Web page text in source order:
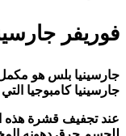
فوريفر
جارسينيا كامبوجيا